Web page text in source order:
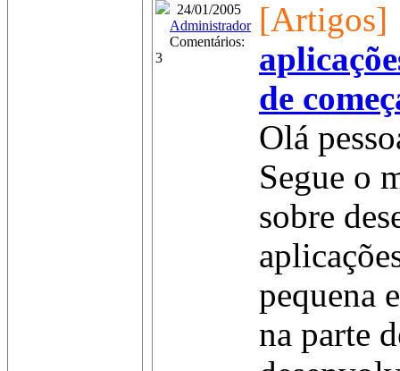
24/01/2005
Administrador
Comentários:
3
[Artigos]
de
Olá
Segue o
sobre
pequena
na parte